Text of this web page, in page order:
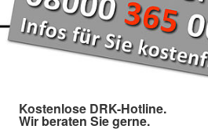
Kostenlose DRK-Hotline.
Wir beraten Sie gerne.